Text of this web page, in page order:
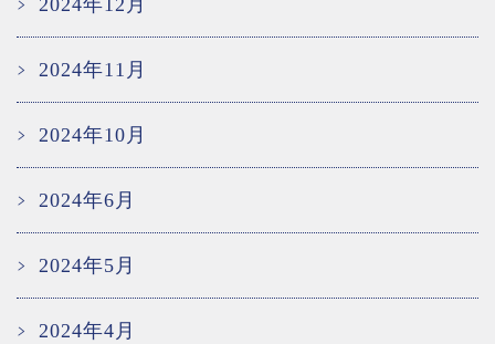
2024年12月
2024年11月
2024年10月
2024年6月
2024年5月
2024年4月